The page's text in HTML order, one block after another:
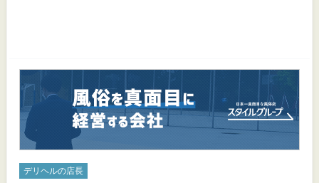
デリヘルの店長